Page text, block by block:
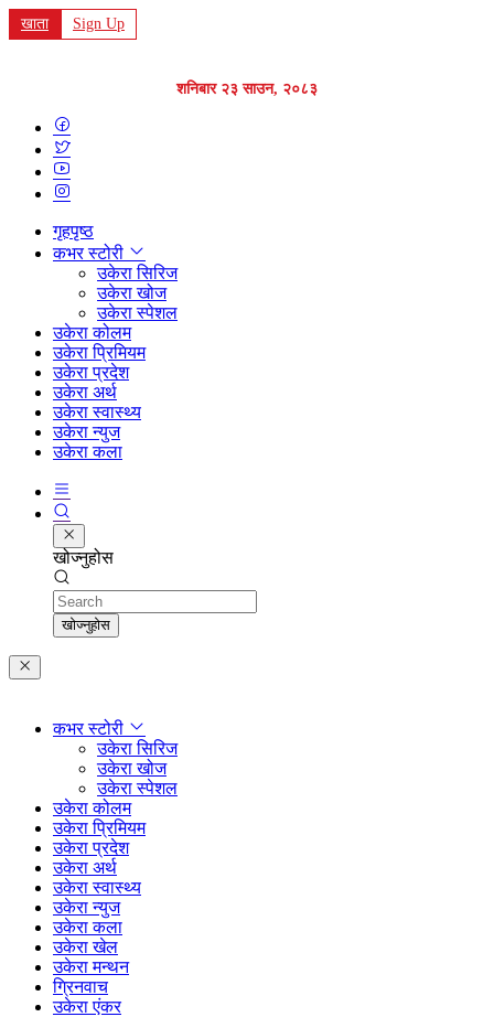
खाता Sign Up
शनिबार २३ साउन, २०८३
गृहपृष्ठ
कभर स्टोरी
उकेरा सिरिज
उकेरा खोज
उकेरा स्पेशल
उकेरा कोलम
उकेरा प्रिमियम
उकेरा प्रदेश
उकेरा अर्थ
उकेरा स्वास्थ्य
उकेरा न्युज
उकेरा कला
खोज्नुहोस
Search
खोज्नुहोस
कभर स्टोरी
उकेरा सिरिज
उकेरा खोज
उकेरा स्पेशल
उकेरा कोलम
उकेरा प्रिमियम
उकेरा प्रदेश
उकेरा अर्थ
उकेरा स्वास्थ्य
उकेरा न्युज
उकेरा कला
उकेरा खेल
उकेरा मन्थन
ग्रिनवाच
उकेरा एंकर